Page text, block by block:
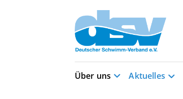
Über uns Aktuelles